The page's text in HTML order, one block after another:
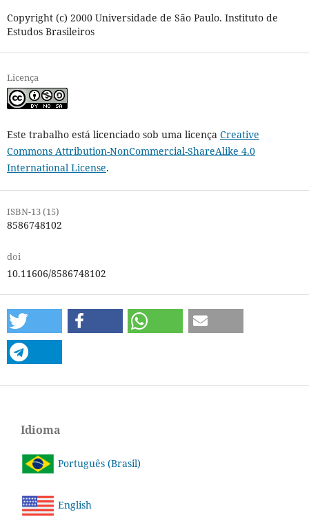
Copyright (c) 2000 Universidade de São Paulo. Instituto de
Estudos Brasileiros
Licença
Este trabalho está licenciado sob uma licença Creative
Commons Attribution-NonCommercial-ShareAlike 4.0
International License.
ISBN-13 (15)
8586748102
doi
10.11606/8586748102
Idioma
Português (Brasil)
English